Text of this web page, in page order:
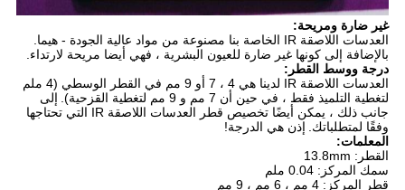
غير ضارة ومريحة:
العدسات اللاصقة IR الخاصة بنا مصنوعة من مواد عالية الجودة - هيما.
بالإضافة إلى كونها غير ضارة للعيون البشرية ، فهي أيضا مريحة لارتداء.
درجة ووسط القطر:
العدسات اللاصقة IR لدينا هي 4 ، 7 أو 9 مم في القطر الوسطي (4 ملم
لتغطية التلميذ فقط ، في حين أن 7 مم و 9 مم لتغطية القزحية).
إلى
جانب ذلك ، يمكن أيضًا تخصيص قطر العدسات اللاصقة IR التي تحتاجها
وفقًا لمتطلباتك. إذن هي الدرجة!
المعلمات:
القطر: 13.8mm
سمك المركز: 0.04 ملم
قطر المركز: 4 مم ، 6 مم ، 9 مم